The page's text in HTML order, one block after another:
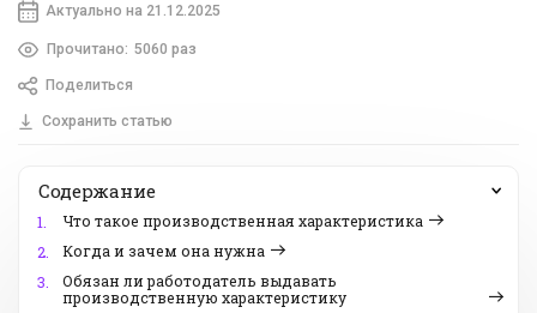
Актуально на 21.12.2025
Прочитано: 5060 раз
Поделиться
Сохранить статью
Содержание
1.
Что такое производственная характеристика
2.
Когда и зачем она нужна
3.
Обязан ли работодатель выдавать
производственную характеристику